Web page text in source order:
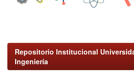
Repositorio Institucional
Ingeniería